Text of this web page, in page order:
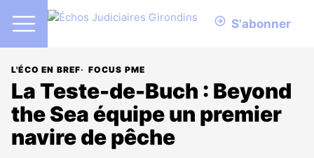
S'abonner
L'ÉCO EN BREF FOCUS PME
La Teste-de-Buch : Beyond
the Sea équipe un premier
navire de pêche